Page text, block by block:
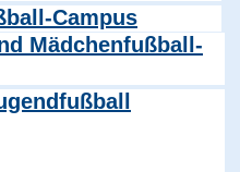
Campus
Mädchenfußball-